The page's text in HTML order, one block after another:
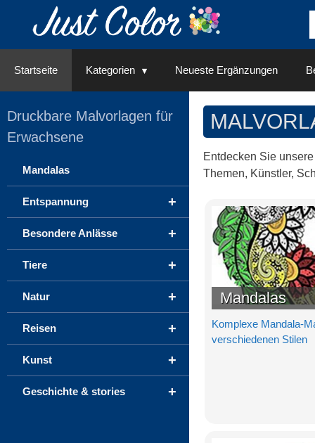
Startseite Kategorien Neueste Ergänzungen
Entdecken Sie unsere
Themen, Künstler,
Mandalas
Komplexe Mandala-
verschiedenen Stilen
Druckbare Malvorlagen für
Erwachsene
Mandalas
+
Entspannung
+
Besondere Anlässe
+
Tiere
+
Natur
+
Reisen
+
Kunst
+
Geschichte & stories